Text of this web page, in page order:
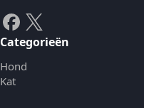
Categorieën
Hond
Kat